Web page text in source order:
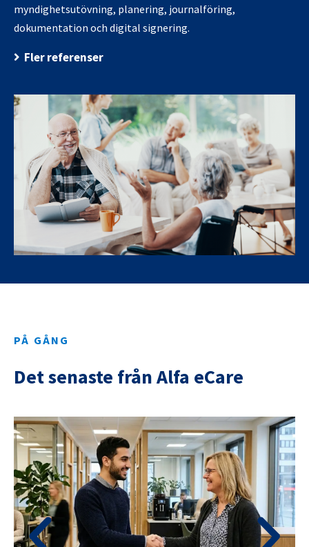
myndighetsutövning, planering, journalföring,
dokumentation och digital signering.
Fler referenser
PÅ GÅNG
Det senaste från Alfa eCare